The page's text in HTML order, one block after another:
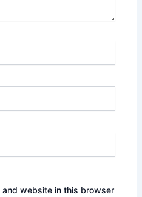
and website in this browser